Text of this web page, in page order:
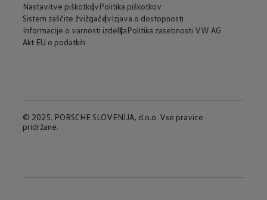
Nastavitve piškotkovPolitika piškotkov
Sistem zaščite žvižgačevIzjava o dostopnosti
Informacije o varnosti izdelkaPolitika zasebnosti VW AG
Akt EU o podatkih
© 2025. PORSCHE SLOVENIJA, d.o.o. Vse pravice
pridržane.